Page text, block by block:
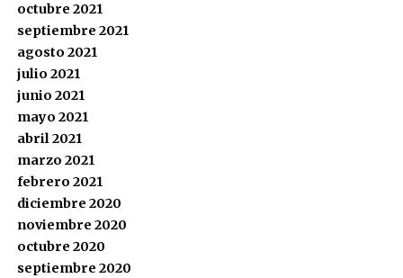
octubre 2021
septiembre 2021
agosto 2021
julio 2021
junio 2021
mayo 2021
abril 2021
marzo 2021
febrero 2021
diciembre 2020
noviembre 2020
octubre 2020
septiembre 2020